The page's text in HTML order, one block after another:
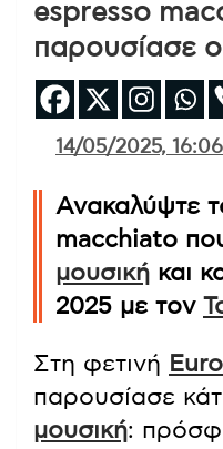
espresso
παρουσίασε
14/05/2025, 16:06
Ανακαλύψτε
macchiato
μουσική και
2025 με τον
Στη φετινή
παρουσίασε
μουσική: